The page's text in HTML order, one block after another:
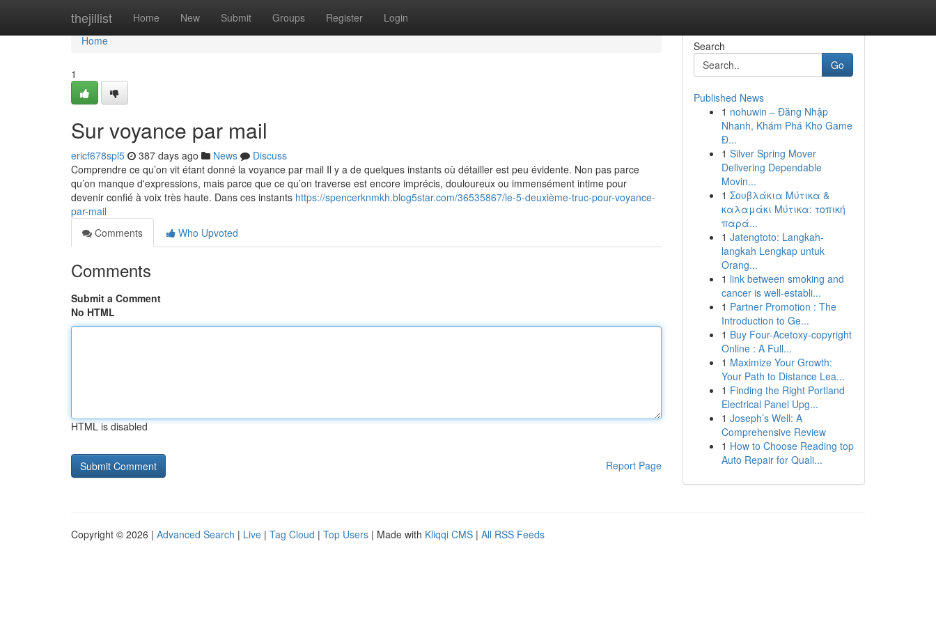
thejillist Home New Submit Groups Register Login
Home
Home
1
Sur voyance par mail
ericf678spl5 387 days ago News
Discuss
Comprendre ce qu’on vit étant donné la voyance par mail Il y a de quelques instants où détailler est peu évidente. Non pas parce
qu’on manque d'expressions, mais parce que ce qu’on traverse est encore imprécis, douloureux ou immensément intime pour
devenir confié à voix très haute. Dans ces instants https://spencerknmkh.blog5star.com/36535867/le-5-deuxième-truc-pour-voyance-
par-mail
Comments
Who Upvoted
Comments
Submit a Comment
No HTML
HTML is disabled
Report Page
Search
Go
Published News
1 nohuwin – Đăng Nhập
Nhanh, Khám Phá Kho Game
Đ...
1 Silver Spring Mover
Delivering Dependable
Movin...
1 Σουβλάκια Μύτικα &
καλαμάκι Μύτικα: τοπική
παρά...
1 Jatengtoto: Langkah-
langkah Lengkap untuk
Orang...
1 link between smoking and
cancer is well-establi...
1 Partner Promotion : The
Introduction to Ge...
1 Buy Four-Acetoxy-copyright
Online : A Full...
1 Maximize Your Growth:
Your Path to Distance Lea...
1 Finding the Right Portland
Electrical Panel Upg...
1 Joseph’s Well: A
Comprehensive Review
1 How to Choose Reading top
Auto Repair for Quali...
Copyright © 2026 | Advanced Search | Live | Tag Cloud | Top Users | Made with Kliqqi CMS | All RSS Feeds